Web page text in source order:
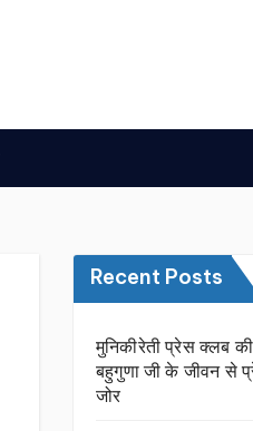
Recent Posts
मुनिकीरेती प्रेस क्लब की
बहुगुणा जी के जीवन से
जोर